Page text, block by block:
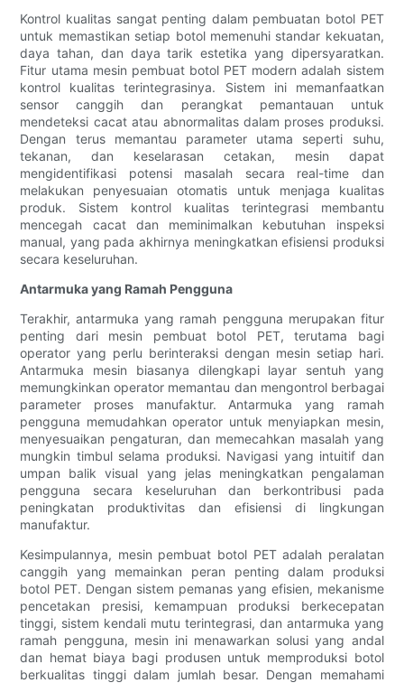
Kontrol kualitas sangat penting dalam pembuatan botol PET
untuk memastikan setiap botol memenuhi standar kekuatan,
daya tahan, dan daya tarik estetika yang dipersyaratkan.
Fitur utama mesin pembuat botol PET modern adalah sistem
kontrol kualitas terintegrasinya. Sistem ini memanfaatkan
sensor canggih dan perangkat pemantauan untuk
mendeteksi cacat atau abnormalitas dalam proses produksi.
Dengan terus memantau parameter utama seperti suhu,
tekanan, dan keselarasan cetakan, mesin dapat
mengidentifikasi potensi masalah secara real-time dan
melakukan penyesuaian otomatis untuk menjaga kualitas
produk. Sistem kontrol kualitas terintegrasi membantu
mencegah cacat dan meminimalkan kebutuhan inspeksi
manual, yang pada akhirnya meningkatkan efisiensi produksi
secara keseluruhan.
Antarmuka yang Ramah Pengguna
Terakhir, antarmuka yang ramah pengguna merupakan fitur
penting dari mesin pembuat botol PET, terutama bagi
operator yang perlu berinteraksi dengan mesin setiap hari.
Antarmuka mesin biasanya dilengkapi layar sentuh yang
memungkinkan operator memantau dan mengontrol berbagai
parameter proses manufaktur. Antarmuka yang ramah
pengguna memudahkan operator untuk menyiapkan mesin,
menyesuaikan pengaturan, dan memecahkan masalah yang
mungkin timbul selama produksi. Navigasi yang intuitif dan
umpan balik visual yang jelas meningkatkan pengalaman
pengguna secara keseluruhan dan berkontribusi pada
peningkatan produktivitas dan efisiensi di lingkungan
manufaktur.
Kesimpulannya, mesin pembuat botol PET adalah peralatan
canggih yang memainkan peran penting dalam produksi
botol PET. Dengan sistem pemanas yang efisien, mekanisme
pencetakan presisi, kemampuan produksi berkecepatan
tinggi, sistem kendali mutu terintegrasi, dan antarmuka yang
ramah pengguna, mesin ini menawarkan solusi yang andal
dan hemat biaya bagi produsen untuk memproduksi botol
berkualitas tinggi dalam jumlah besar. Dengan memahami